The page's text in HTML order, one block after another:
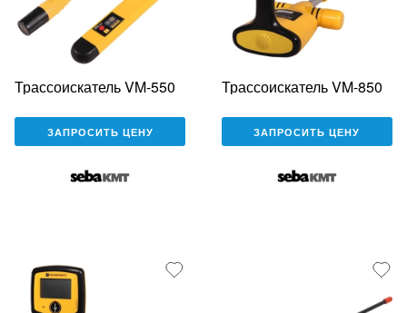
Трассоискатель VM-550
ЗАПРОСИТЬ ЦЕНУ
Трассоискатель VM-850
ЗАПРОСИТЬ ЦЕНУ